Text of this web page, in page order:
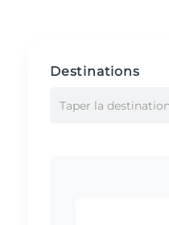
Destinations
Taper la